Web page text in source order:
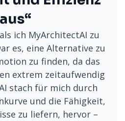
aus“
ich MyArchitectAI zu
es, eine Alternative zu
zu finden, da das
extrem zeitaufwendig
stach für mich durch
und die Fähigkeit,
zu liefern, hervor –